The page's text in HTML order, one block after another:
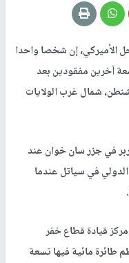
الأميركي، إن شخصا واحدا
آخرين مفقودين بعد
شمال غرب الولايات
في جزر سان خوان عند
الدولي في سياتل عندما
قيادة قطاع خفر
مائية فيها تسعة